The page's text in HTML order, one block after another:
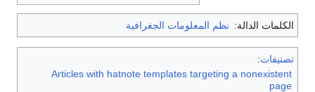
الدالة: نظم المعلومات الجغرافية
:
Articles with hatnote templates targeting a